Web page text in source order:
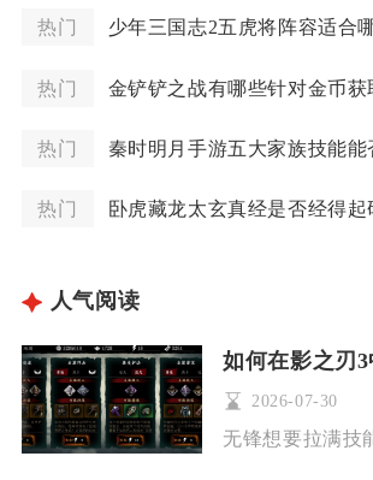
热门 少年三国志2五虎将阵容适合
热门
热门 秦时明月手游五大家族技能能
热门 卧虎藏龙太玄真经是否经得起
人气阅读
2026-07-30